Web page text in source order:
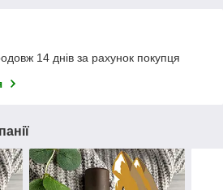
14 днів за рахунок покупця